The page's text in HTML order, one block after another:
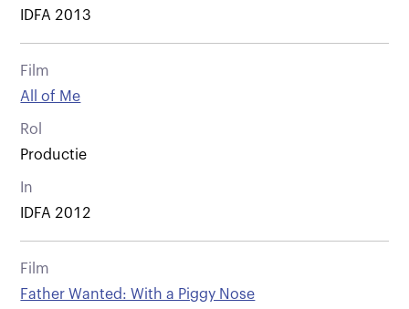
IDFA 2013
Film
All of Me
Rol
Productie
In
IDFA 2012
Film
Father Wanted: With a Piggy Nose